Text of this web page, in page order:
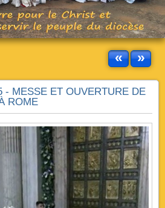
« »
- MESSE ET OUVERTURE DE
ROME